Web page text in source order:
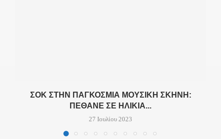
ΣΟΚ ΣΤΗΝ ΠΑΓΚΌΣΜΙΑ ΜΟΥΣΙΚΉ ΣΚΗΝΉ:
ΠΈΘΑΝΕ ΣΕ ΗΛΙΚΊΑ...
27 Ιουλίου 2023